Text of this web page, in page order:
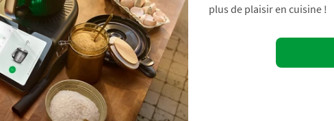
plus de plaisir en cuisine !